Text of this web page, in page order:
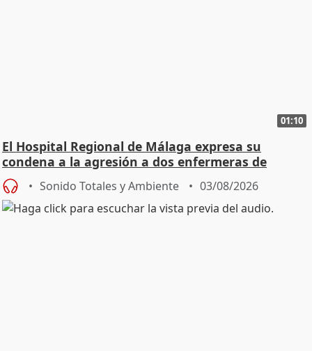
01:10
El Hospital Regional de Málaga expresa su
condena a la agresión a dos enfermeras de
Urgencias
Sonido Totales y Ambiente 03/08/2026